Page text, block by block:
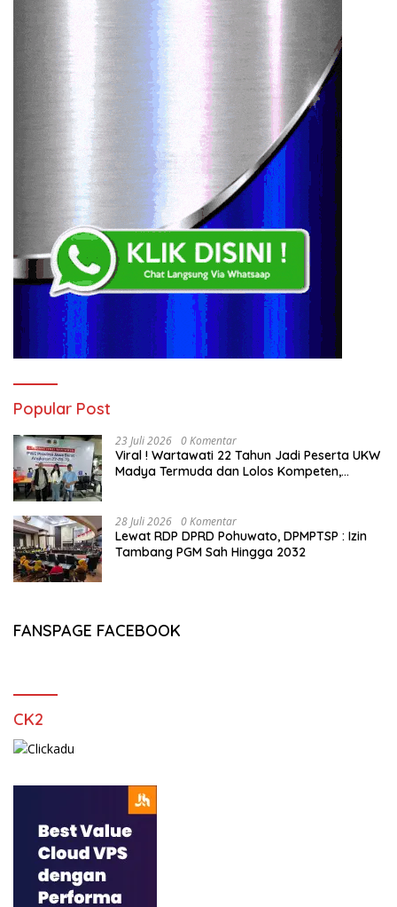
Popular Post
23 Juli 2026 0 Komentar
Viral ! Wartawati 22 Tahun Jadi Peserta UKW
Madya Termuda dan Lolos Kompeten,
28 Juli 2026 0 Komentar
Lewat RDP DPRD Pohuwato, DPMPTSP : Izin
Tambang PGM Sah Hingga 2032
FANSPAGE FACEBOOK
CK2